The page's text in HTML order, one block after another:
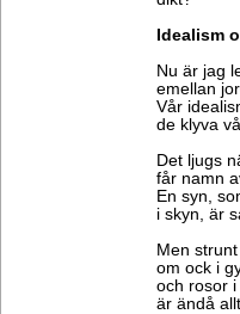
Idealism
Nu är jag
emellan
Vår
de klyva
Det ljugs
får namn
En syn,
i skyn, är
Men
om ock i
och rosor
är ändå